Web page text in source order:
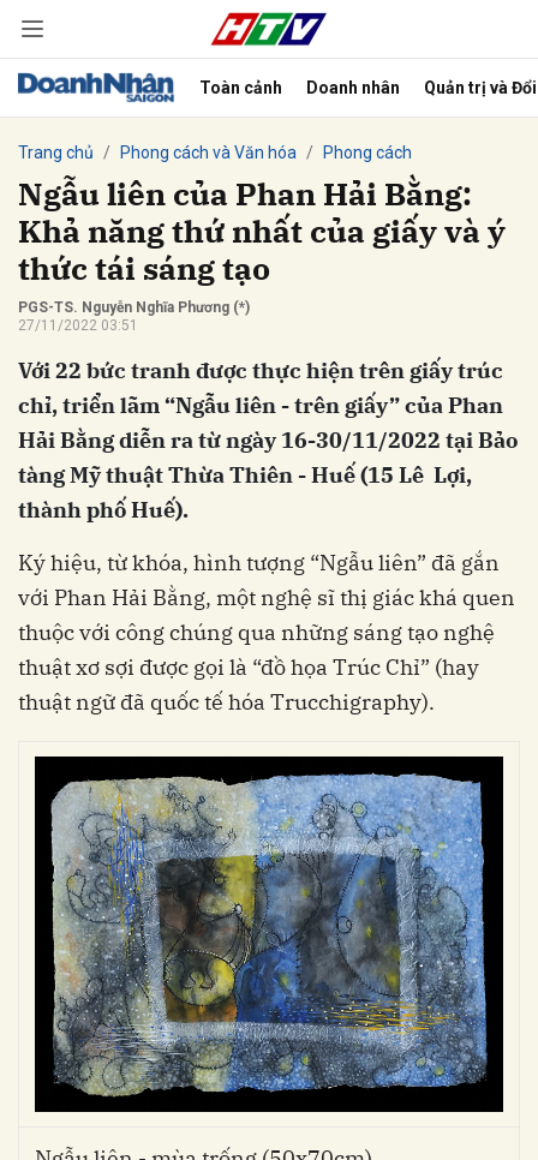
Toàn cảnh Doanh nhân Quản trị và
Trang chủ Phong cách và Văn hóa Phong cách
Ngẫu liên của Phan Hải Bằng:
Khả năng thứ nhất của giấy và ý
thức tái sáng tạo
PGS-TS. Nguyễn Nghĩa Phương (*)
27/11/2022 03:51
Với 22 bức tranh được thực hiện trên giấy trúc
chỉ, triển lãm “Ngẫu liên - trên giấy” của Phan
Hải Bằng diễn ra từ ngày 16-30/11/2022 tại Bảo
tàng Mỹ thuật Thừa Thiên - Huế (15 Lê Lợi,
thành phố Huế).
Ký hiệu, từ khóa, hình tượng “Ngẫu liên” đã gắn
với Phan Hải Bằng, một nghệ sĩ thị giác khá quen
thuộc với công chúng qua những sáng tạo nghệ
thuật xơ sợi được gọi là “đồ họa Trúc Chỉ” (hay
thuật ngữ đã quốc tế hóa Trucchigraphy).
Hủy